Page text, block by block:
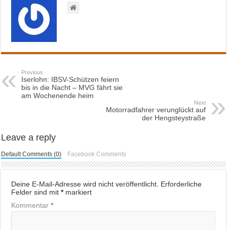
Previous
Iserlohn: IBSV-Schützen feiern
bis in die Nacht – MVG fährt sie
am Wochenende heim
Next
Motorradfahrer verunglückt auf
der Hengsteystraße
Leave a reply
Default Comments (0) Facebook Comments
Deine E-Mail-Adresse wird nicht veröffentlicht. Erforderliche
Felder sind mit*markiert
Kommentar*